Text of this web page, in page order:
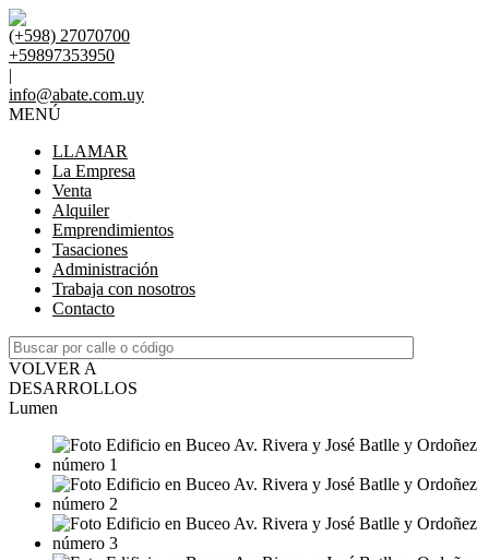
(+598) 27070700
+59897353950
|
info@abate.com.uy
MENÚ
LLAMAR
La Empresa
Venta
Alquiler
Emprendimientos
Tasaciones
Administración
Trabaja con nosotros
Contacto
VOLVER A
DESARROLLOS
Lumen